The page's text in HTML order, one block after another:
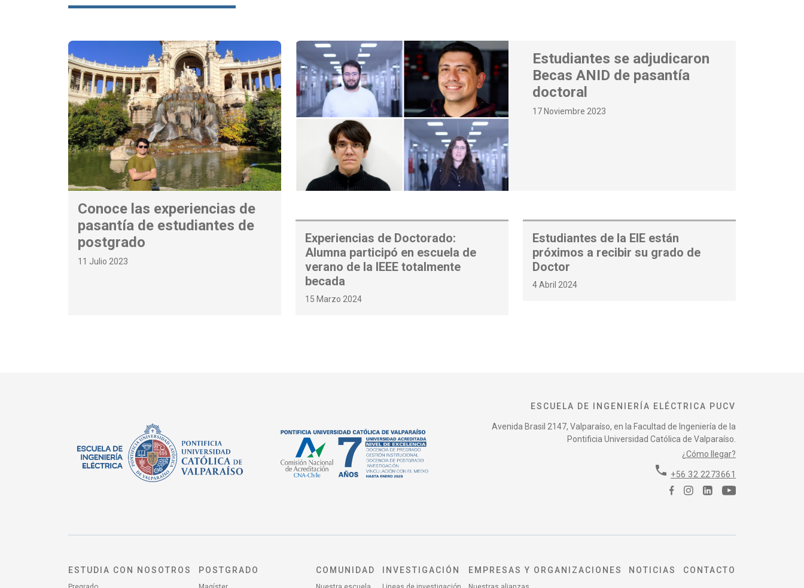
Conoce las experiencias de
pasantía de estudiantes de
postgrado
11 Julio 2023
Estudiantes se adjudicaron
Becas ANID de pasantía
doctoral
17 Noviembre 2023
Experiencias de Doctorado:
Alumna participó en escuela de
verano de la IEEE totalmente
becada
15 Marzo 2024
Estudiantes de la EIE están
próximos a recibir su grado de
Doctor
4 Abril 2024
ESCUELA DE INGENIERÍA ELÉCTRICA PUCV
Avenida Brasil 2147, Valparaíso, en la Facultad de Ingeniería de la
Pontificia Universidad Católica de Valparaíso.
¿Cómo llegar?
phone +56 32 2273661
ESTUDIA CON NOSOTROS POSTGRADO COMUNIDAD INVESTIGACIÓN EMPRESAS Y ORGANIZACIONES NOTICIAS CONTACTO